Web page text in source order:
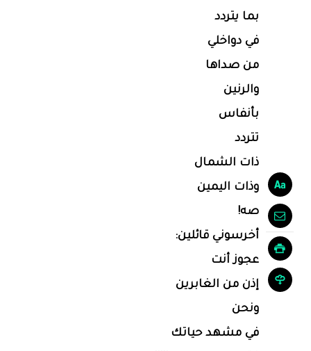
بما يتردد
في دواخلي
من صداها
والرنين
بأنفاس
تتردد
ذات الشمال
وذات اليمين
صه!
أخرسوني قائلين:
عجوز أنت
إذن من الغابرين
ونحن
في مشهد حياتك